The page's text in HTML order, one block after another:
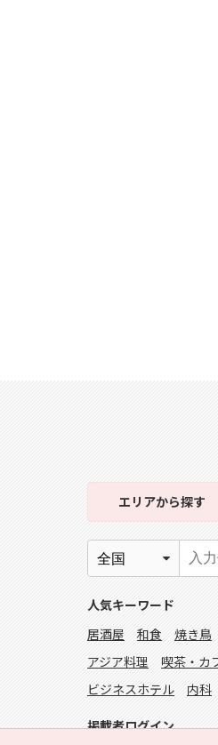
エリアから探す
人気キーワード
居酒屋
和食 焼き鳥
アジア料理
喫茶・カ
ビジネスホテル
内科
掲載者ログイン